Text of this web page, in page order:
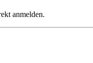
anmelden.